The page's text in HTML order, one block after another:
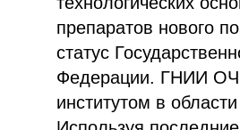
препаратов нового
статус
Федерации. ГНИИ
институтом в